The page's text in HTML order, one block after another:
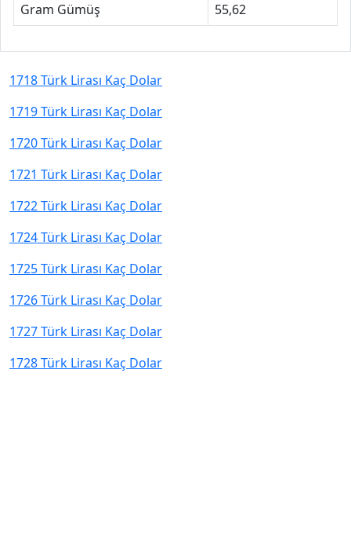
Gram Gümüş
55,62
1718 Türk Lirası Kaç Dolar
1719 Türk Lirası Kaç Dolar
1720 Türk Lirası Kaç Dolar
1721 Türk Lirası Kaç Dolar
1722 Türk Lirası Kaç Dolar
1724 Türk Lirası Kaç Dolar
1725 Türk Lirası Kaç Dolar
1726 Türk Lirası Kaç Dolar
1727 Türk Lirası Kaç Dolar
1728 Türk Lirası Kaç Dolar